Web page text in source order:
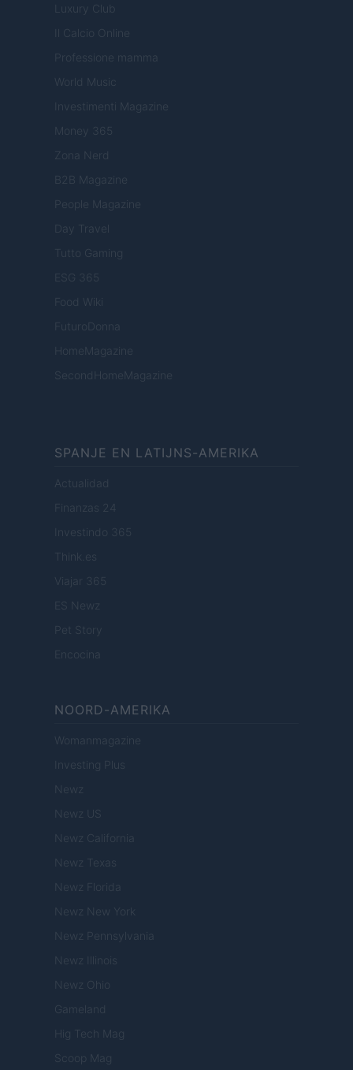
Luxury Club
Il Calcio Online
Professione mamma
World Music
Investimenti Magazine
Money 365
Zona Nerd
B2B Magazine
People Magazine
Day Travel
Tutto Gaming
ESG 365
Food Wiki
FuturoDonna
HomeMagazine
SecondHomeMagazine
SPANJE EN LATIJNS-AMERIKA
Actualidad
Finanzas 24
Investindo 365
Think.es
Viajar 365
ES Newz
Pet Story
Encocina
NOORD-AMERIKA
Womanmagazine
Investing Plus
Newz
Newz US
Newz California
Newz Texas
Newz Florida
Newz New York
Newz Pennsylvania
Newz Illinois
Newz Ohio
Gameland
Hig Tech Mag
Scoop Mag